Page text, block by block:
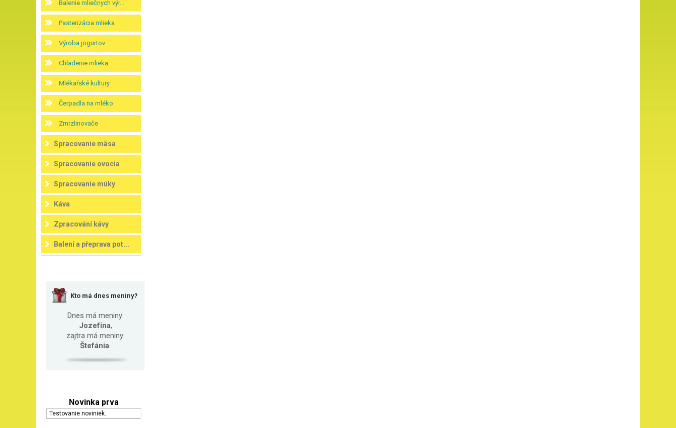
Balenie mliečnych výr...
Pasterizácia mlieka
Výroba jogurtov
Chladenie mlieka
Mlékařské kultury
Čerpadla na mléko
Zmrzlinovače
Spracovanie mäsa
Spracovanie ovocia
Spracovanie múky
Káva
Zpracování kávy
Balení a přeprava pot...
Kto má dnes meniny?
Dnes má meniny:
Jozefína,
zajtra má meniny:
Štefánia.
Novinka prva
Testovanie noviniek.